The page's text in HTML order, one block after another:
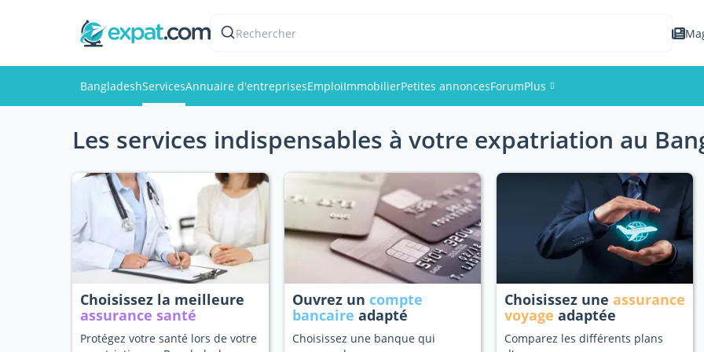
Rechercher
BangladeshServicesAnnuaire d'entreprisesEmploiImmobilierPetites annoncesForumPlus
Événements
Membres
Photos
Les services indispensables à votre expatriation au
Choisissez la meilleure
assurance santé
Protégez votre santé lors de votre
Ouvrez un compte
bancaire adapté
Choisissez une banque qui
Choisissez une assurance
voyage adaptée
Comparez les différents plans